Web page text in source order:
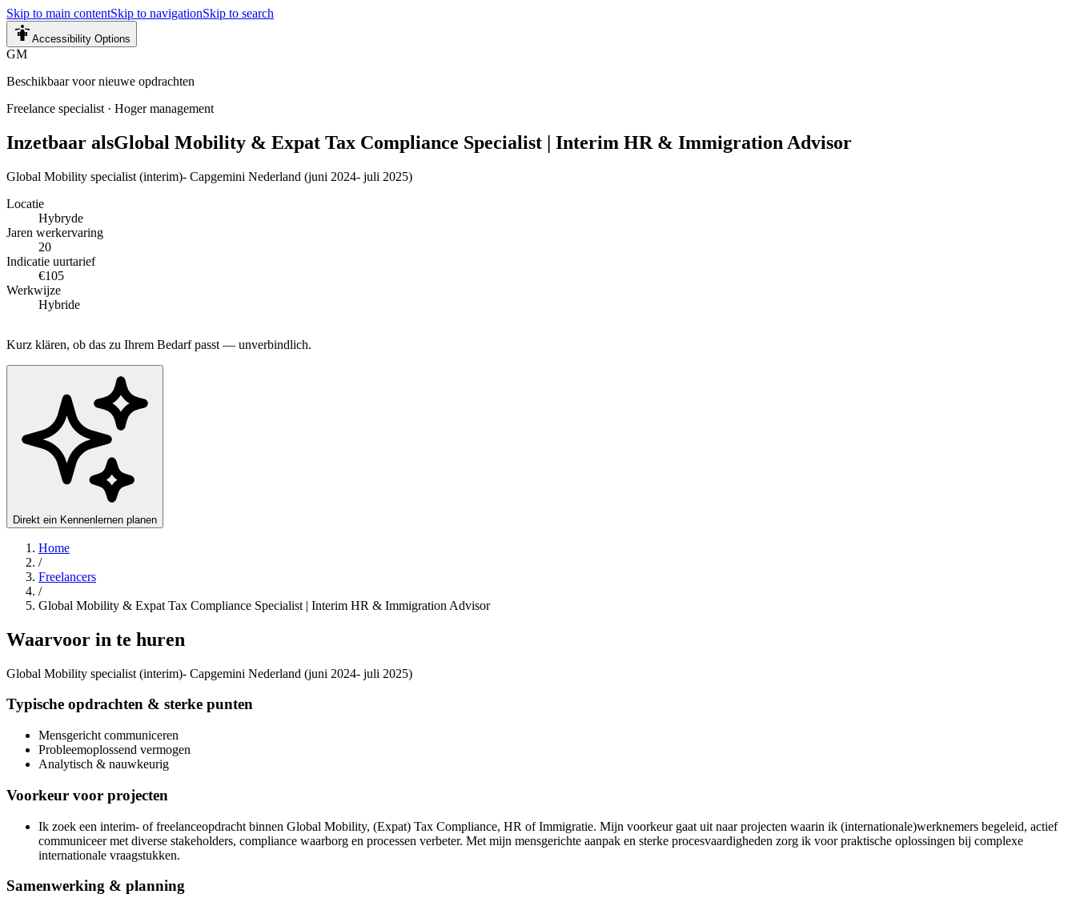
Skip to main contentSkip to navigationSkip to search
Accessibility Options
GM
Beschikbaar voor nieuwe opdrachten
Freelance specialist · Hoger management
Inzetbaar alsGlobal Mobility & Expat Tax Compliance Specialist | Interim HR & Immigration Advisor
Global Mobility specialist (interim)- Capgemini Nederland (juni 2024- juli 2025)
Locatie
Hybryde
Jaren werkervaring
20
Indicatie uurtarief
€105
Werkwijze
Hybride
Kurz klären, ob das zu Ihrem Bedarf passt — unverbindlich.
Direkt ein Kennenlernen planen
Home
/
Freelancers
/
Global Mobility & Expat Tax Compliance Specialist | Interim HR & Immigration Advisor
Waarvoor in te huren
Global Mobility specialist (interim)- Capgemini Nederland (juni 2024- juli 2025)
Typische opdrachten & sterke punten
Mensgericht communiceren
Probleemoplossend vermogen
Analytisch & nauwkeurig
Voorkeur voor projecten
Ik zoek een interim- of freelanceopdracht binnen Global Mobility, (Expat) Tax Compliance, HR of Immigratie. Mijn voorkeur gaat uit naar projecten waarin ik (internationale)werknemers begeleid, actief
communiceer met diverse stakeholders, compliance waarborg en processen verbeter. Met mijn mensgerichte aanpak en sterke procesvaardigheden zorg ik voor praktische oplossingen bij complexe
internationale vraagstukken.
Samenwerking & planning